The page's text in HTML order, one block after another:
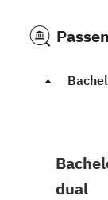
dual